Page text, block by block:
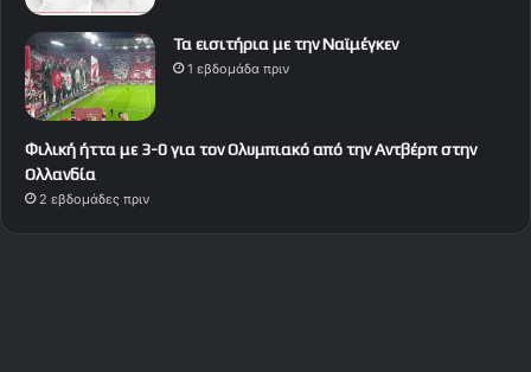
Τα εισιτήρια με την Ναϊμέγκεν
1 εβδομάδα πριν
Φιλική ήττα με 3-0 για τον Ολυμπιακό από την Αντβέρπ στην
Ολλανδία
2 εβδομάδες πριν